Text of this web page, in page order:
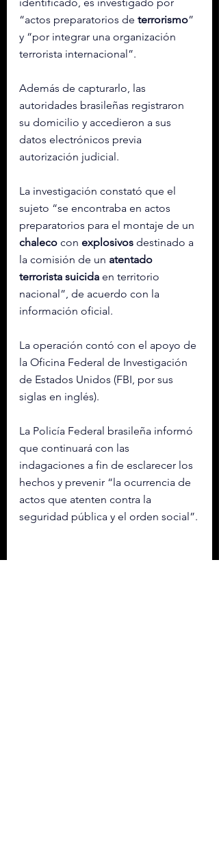
“actos preparatorios de terrorismo”
y “por integrar una organización
terrorista internacional”.
Además de capturarlo, las
autoridades brasileñas registraron
su domicilio y accedieron a sus
datos electrónicos previa
autorización judicial.
La investigación constató que el
sujeto “se encontraba en actos
preparatorios para el montaje de un
chaleco con explosivos destinado a
la comisión de un atentado
terrorista suicida en territorio
nacional”, de acuerdo con la
información oficial.
La operación contó con el apoyo de
la Oficina Federal de Investigación
de Estados Unidos (FBI, por sus
siglas en inglés).
La Policía Federal brasileña informó
que continuará con las
indagaciones a fin de esclarecer los
hechos y prevenir “la ocurrencia de
actos que atenten contra la
seguridad pública y el orden social”.